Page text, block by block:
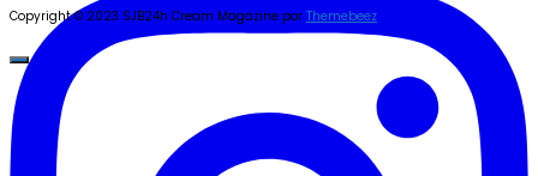
Copyright © 2023 SJB24h Cream Magazine por Themebeez